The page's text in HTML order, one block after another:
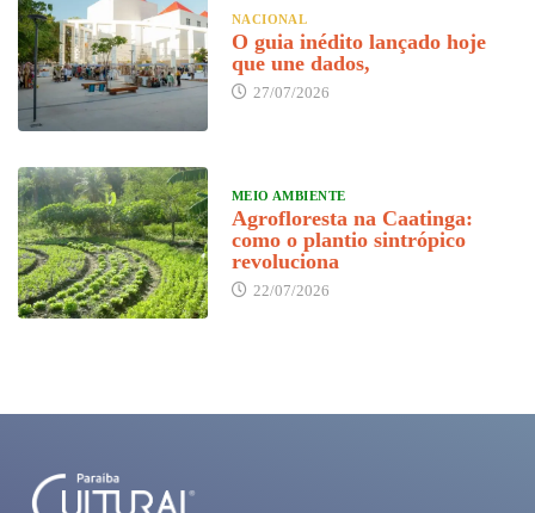
NACIONAL
O guia inédito lançado hoje
que une dados,
27/07/2026
MEIO AMBIENTE
Agrofloresta na Caatinga:
como o plantio sintrópico
revoluciona
22/07/2026